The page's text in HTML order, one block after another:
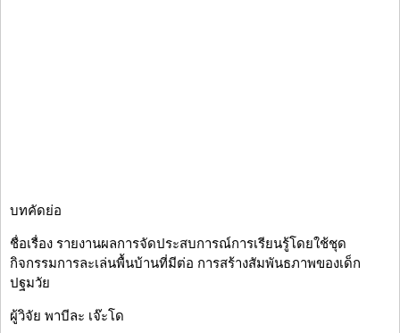
บทคัดย่อ
ชื่อเรื่อง รายงานผลการจัดประสบการณ์การเรียนรู้โดยใช้ชุด
กิจกรรมการละเล่นพื้นบ้านที่มีต่อ การสร้างสัมพันธภาพของเด็ก
ปฐมวัย
ผู้วิจัย พาบีละ เจ๊ะโด